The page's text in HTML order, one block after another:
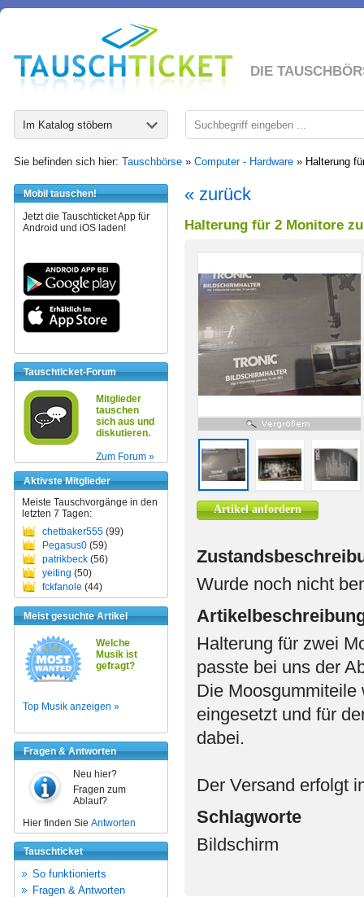
DIE
Im Katalog stöbern
Sie befinden sich hier: Tauschbörse » Computer - Hardware » Halterung
Mobil tauschen!
Jetzt die Tauschticket App für
Android und iOS laden!
Tauschticket-Forum
Mitglieder
tauschen
sich aus und
diskutieren.
Zum Forum »
Aktivste Mitglieder
Meiste Tauschvorgänge in den
letzten 7 Tagen:
chetbaker555 (99)
Pegasus0 (59)
patrikbeck (56)
yeiting (50)
fckfanole (44)
Meist gesuchte Artikel
Welche
Musik ist
gefragt?
Top Musik anzeigen »
Fragen & Antworten
Neu hier?
Fragen zum
Ablauf?
Hier finden Sie Antworten
Tauschticket
So funktionierts
Fragen & Antworten
« zurück
Halterung für 2 Monitore
Artikel anfordern
Wurde noch nicht
Halterung für zwei
passte bei uns der
Die
eingesetzt und für
dabei.
Der Versand erfolgt
Schlagworte
Bildschirm